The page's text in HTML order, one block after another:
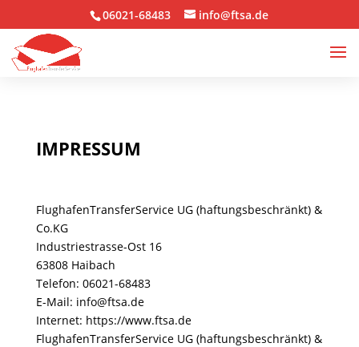
06021-68483 info@ftsa.de
IMPRESSUM
FlughafenTransferService UG (haftungsbeschränkt) &
Co.KG
Industriestrasse-Ost 16
63808 Haibach
Telefon: 06021-68483
E-Mail: info@ftsa.de
Internet: https://www.ftsa.de
FlughafenTransferService UG (haftungsbeschränkt) &